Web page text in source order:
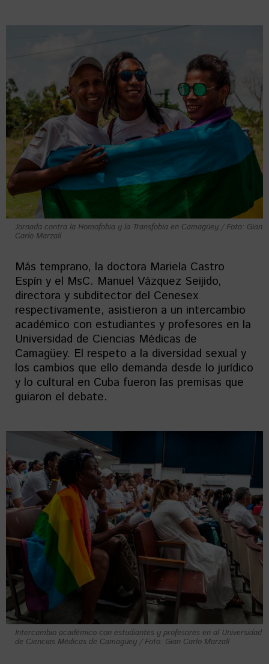
Jornada contra la Homofobia y la Transfobia en Camagüey / Foto: Gian
Carlo Marzall
Más temprano, la doctora Mariela Castro
Espín y el MsC. Manuel Vázquez Seijido,
directora y subditector del Cenesex
respectivamente, asistieron a un intercambio
académico con estudiantes y profesores en la
Universidad de Ciencias Médicas de
Camagüey. El respeto a la diversidad sexual y
los cambios que ello demanda desde lo jurídico
y lo cultural en Cuba fueron las premisas que
guiaron el debate.
Intercambio académico con estudiantes y profesores en al Universidad
de Ciencias Médicas de Camagüey / Foto: Gian Carlo Marzall